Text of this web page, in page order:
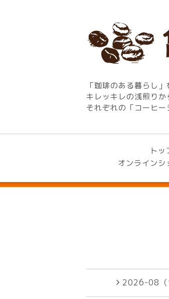
「珈琲のある暮らし
キレッキレの浅煎りか
それぞれの「コーヒー
トッ
オンラインシ
2026-08（